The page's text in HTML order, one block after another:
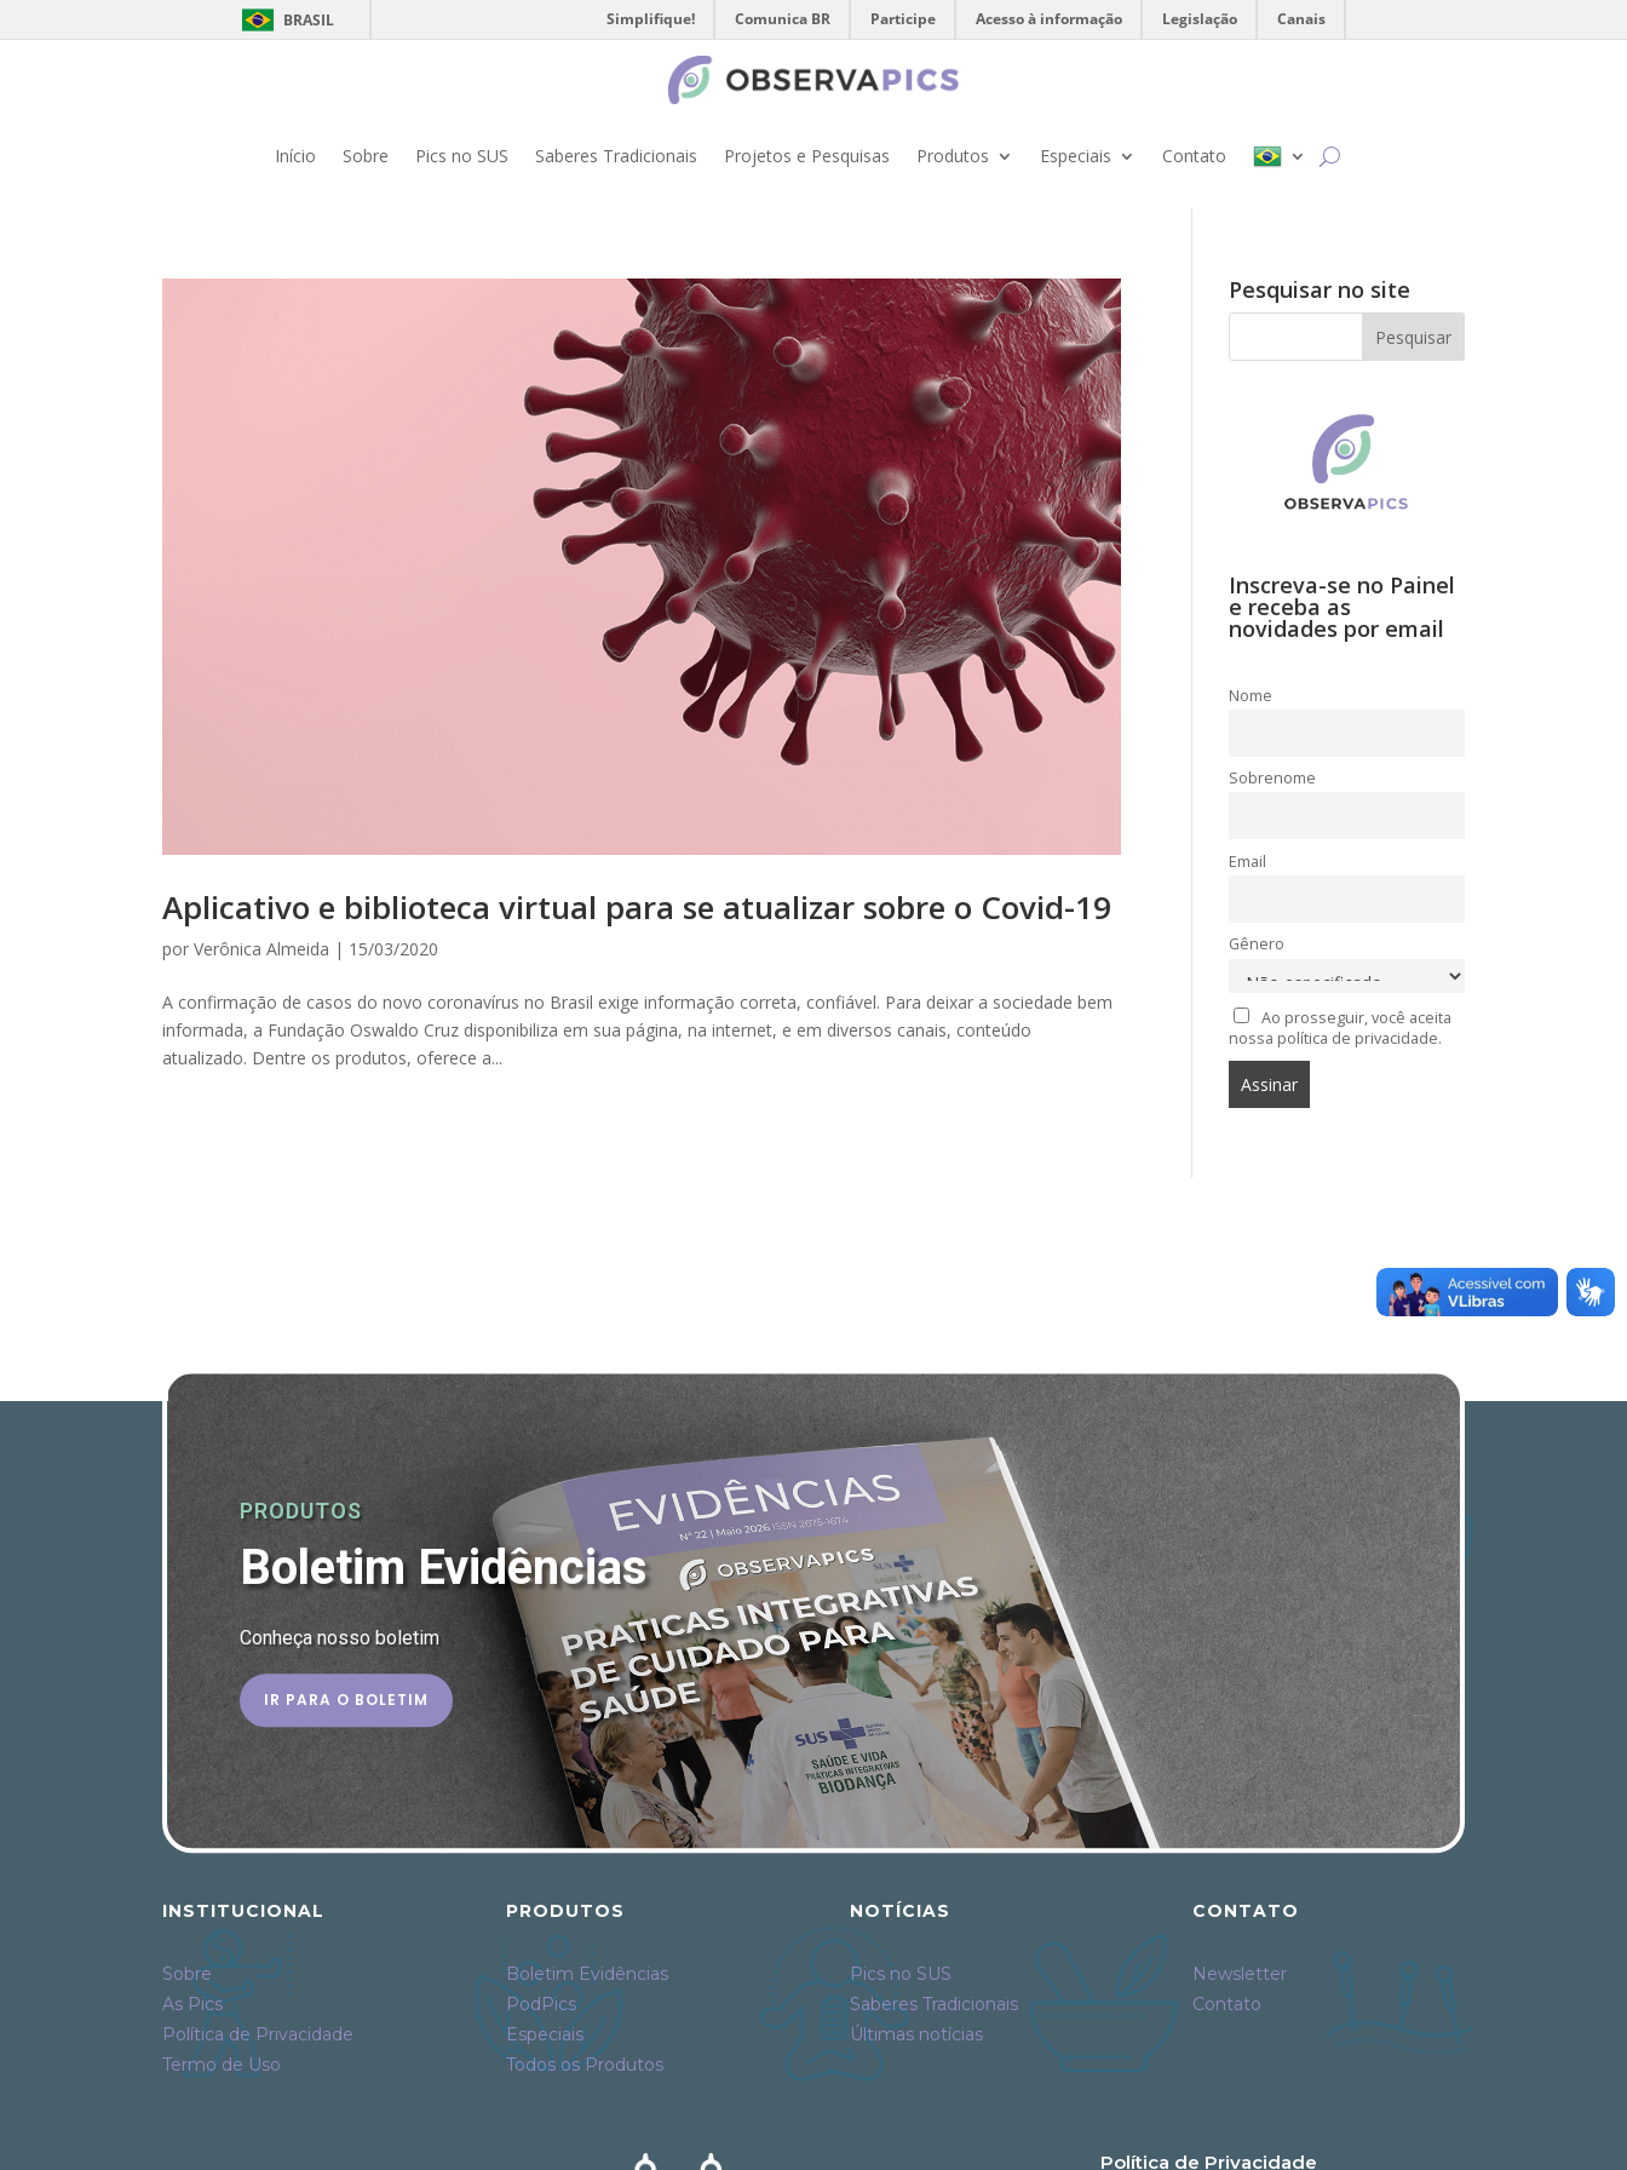
BRASIL Simplifique! Comunica BR Participe Acesso à informação Legislação Canais
Início Sobre Pics no SUS Saberes Tradicionais Projetos e Pesquisas Produtos Especiais Contato
Aplicativo e biblioteca virtual para se atualizar sobre o Covid-19
porVerônica Almeida | 15/03/2020
A confirmação de casos do novo coronavírus no Brasil exige informação correta, confiável. Para deixar a sociedade bem
informada, a Fundação Oswaldo Cruz disponibiliza em sua página, na internet, e em diversos canais, conteúdo
atualizado. Dentre os produtos, oferece a...
Pesquisar no site
Inscreva-se no Painel
e receba as
novidades por email
Nome
Sobrenome
Email
Gênero
Ao prosseguir, você aceita
nossa política de privacidade.
PRODUTOS
Boletim Evidências
Conheça nosso boletim
IR PARA O BOLETIM
INSTITUCIONAL
Sobre
As Pics
Política de Privacidade
Termo de Uso
PRODUTOS
Boletim Evidências
PodPics
Especiais
Todos os Produtos
NOTÍCIAS
Pics no SUS
Saberes Tradicionais
Últimas notícias
CONTATO
Newsletter
Contato
Política de Privacidade